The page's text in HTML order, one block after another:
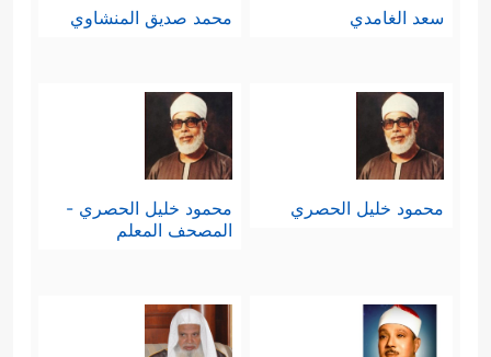
سعد الغامدي محمد صديق المنشاوي
محمود خليل الحصري
محمود خليل الحصري -
المصحف المعلم